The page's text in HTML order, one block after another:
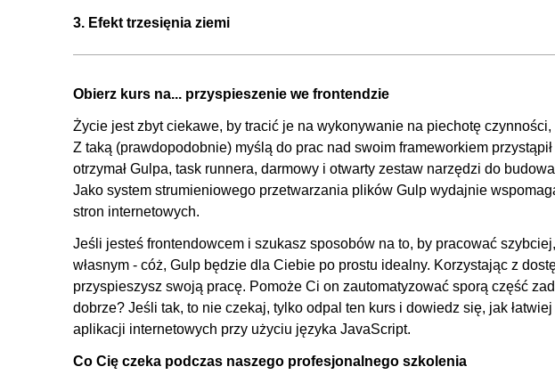
3. Efekt trzesięnia ziemi
3.1. Jak będzie wyglądał nasz projekt?
3.4. Gulpfile - automatyzuj zadania!
4. Stylowe portfolio
4.1. Jak będzie wyglądał nasz projekt?
4.2. Na początek HTML
4.3. SASS - nowoczesne arkusze stylów
4.4. Gulp.js jeszcze raz
5. Przybliżanie zdjęcia
5.1. Jak będzie wyglądał nasz projekt?
5.2. HTML na start
Obierz kurs na... przyspieszenie we frontendzie
Życie jest zbyt ciekawe, by tracić je na wykonywanie na piechotę
Z taką (prawdopodobnie) myślą do prac nad swoim frameworkiem
otrzymał Gulpa, task runnera, darmowy i otwarty zestaw narzędzi do
Jako system strumieniowego przetwarzania plików Gulp wydajnie
stron internetowych.
Jeśli jesteś frontendowcem i szukasz sposobów na to, by pracować
własnym - cóż, Gulp będzie dla Ciebie po prostu idealny. Korzystając z
przyspieszysz swoją pracę. Pomoże Ci on zautomatyzować sporą część
dobrze? Jeśli tak, to nie czekaj, tylko odpal ten kurs i dowiedz się, jak
aplikacji internetowych przy użyciu języka JavaScript.
Co Cię czeka podczas naszego profesjonalnego szkolenia